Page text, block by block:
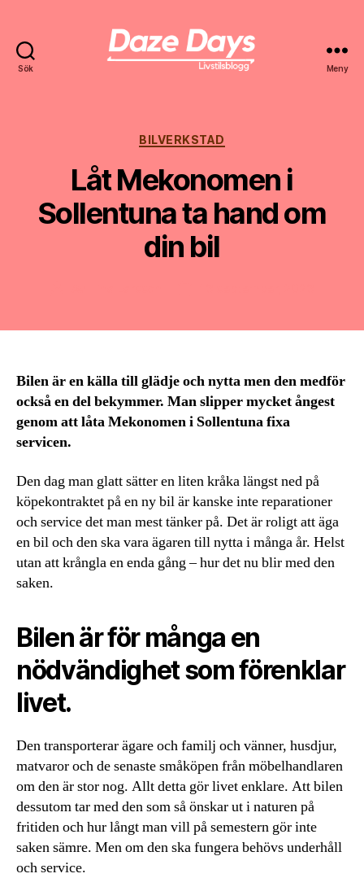
Sök Meny
Kategorier
BILVERKSTAD
Låt Mekonomen i
Sollentuna ta hand om
din bil
Bilen är en källa till glädje och nytta men den medför
också en del bekymmer. Man slipper mycket ångest
genom att låta Mekonomen i Sollentuna fixa
servicen.
Den dag man glatt sätter en liten kråka längst ned på
köpekontraktet på en ny bil är kanske inte reparationer
och service det man mest tänker på. Det är roligt att äga
en bil och den ska vara ägaren till nytta i många år. Helst
utan att krångla en enda gång – hur det nu blir med den
saken.
Bilen är för många en
nödvändighet som förenklar
livet.
Den transporterar ägare och familj och vänner, husdjur,
matvaror och de senaste småköpen från möbelhandlaren
om den är stor nog. Allt detta gör livet enklare. Att bilen
dessutom tar med den som så önskar ut i naturen på
fritiden och hur långt man vill på semestern gör inte
saken sämre. Men om den ska fungera behövs underhåll
och service.